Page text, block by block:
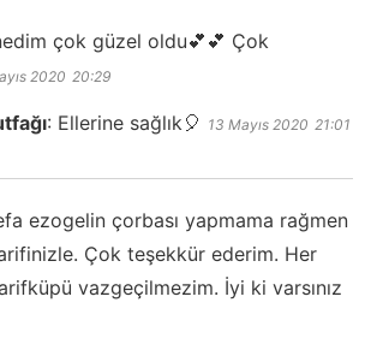
çok güzel oldu💕💕 Çok
2020 20:29
: Ellerine sağlık🎈 13 Mayıs 2020 21:01
ezogelin çorbası yapmama rağmen
Çok teşekkür ederim. Her
vazgeçilmezim. İyi ki varsınız